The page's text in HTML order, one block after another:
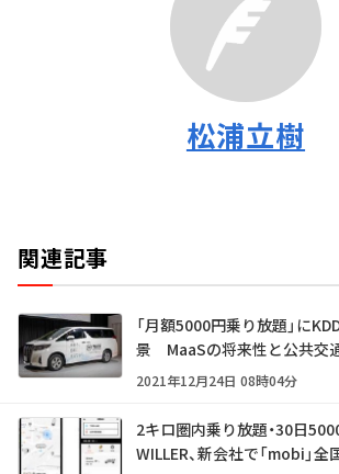
松浦立樹
関連記事
「月額5000円乗り放題」に
景 MaaSの将来性と公共交
2021年12月24日 08時04分
2キロ圏内乗り放題・30日
WILLER、新会社で「mobi」全